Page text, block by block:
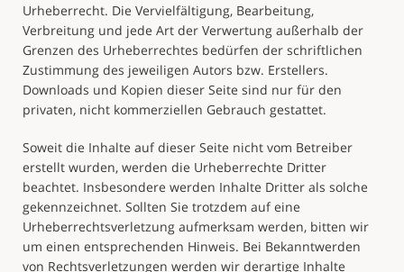
Urheberrecht. Die Vervielfältigung, Bearbeitung,
Verbreitung und jede Art der Verwertung außerhalb der
Grenzen des Urheberrechtes bedürfen der schriftlichen
Zustimmung des jeweiligen Autors bzw. Erstellers.
Downloads und Kopien dieser Seite sind nur für den
privaten, nicht kommerziellen Gebrauch gestattet.
Soweit die Inhalte auf dieser Seite nicht vom Betreiber
erstellt wurden, werden die Urheberrechte Dritter
beachtet. Insbesondere werden Inhalte Dritter als solche
gekennzeichnet. Sollten Sie trotzdem auf eine
Urheberrechtsverletzung aufmerksam werden, bitten wir
um einen entsprechenden Hinweis. Bei Bekanntwerden
von Rechtsverletzungen werden wir derartige Inhalte